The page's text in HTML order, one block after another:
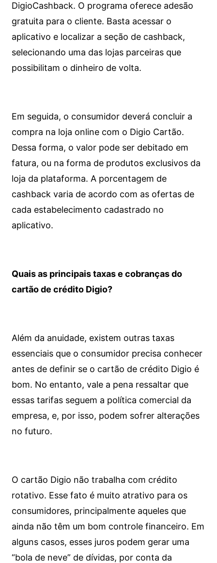
DigioCashback. O programa oferece adesão
gratuita para o cliente. Basta acessar o
aplicativo e localizar a seção de cashback,
selecionando uma das lojas parceiras que
possibilitam o dinheiro de volta.
Em seguida, o consumidor deverá concluir a
compra na loja online com o Digio Cartão.
Dessa forma, o valor pode ser debitado em
fatura, ou na forma de produtos exclusivos da
loja da plataforma. A porcentagem de
cashback varia de acordo com as ofertas de
cada estabelecimento cadastrado no
aplicativo.
Quais as principais taxas e cobranças do
cartão de crédito Digio?
Além da anuidade, existem outras taxas
essenciais que o consumidor precisa conhecer
antes de definir se o cartão de crédito Digio é
bom. No entanto, vale a pena ressaltar que
essas tarifas seguem a política comercial da
empresa, e, por isso, podem sofrer alterações
no futuro.
O cartão Digio não trabalha com crédito
rotativo. Esse fato é muito atrativo para os
consumidores, principalmente aqueles que
ainda não têm um bom controle financeiro. Em
alguns casos, esses juros podem gerar uma
“bola de neve” de dívidas, por conta da